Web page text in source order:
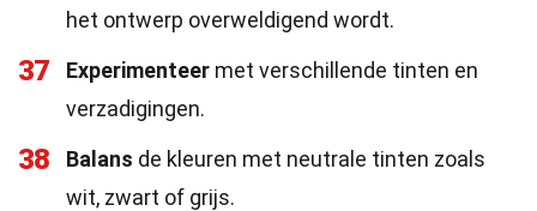
het ontwerp overweldigend wordt.
37 Experimenteer met verschillende tinten en
verzadigingen.
38 Balans de kleuren met neutrale tinten zoals
wit, zwart of grijs.